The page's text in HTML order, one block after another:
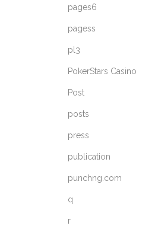
pages6
pagess
pl3
PokerStars Casino
Post
posts
press
publication
punchng.com
q
r